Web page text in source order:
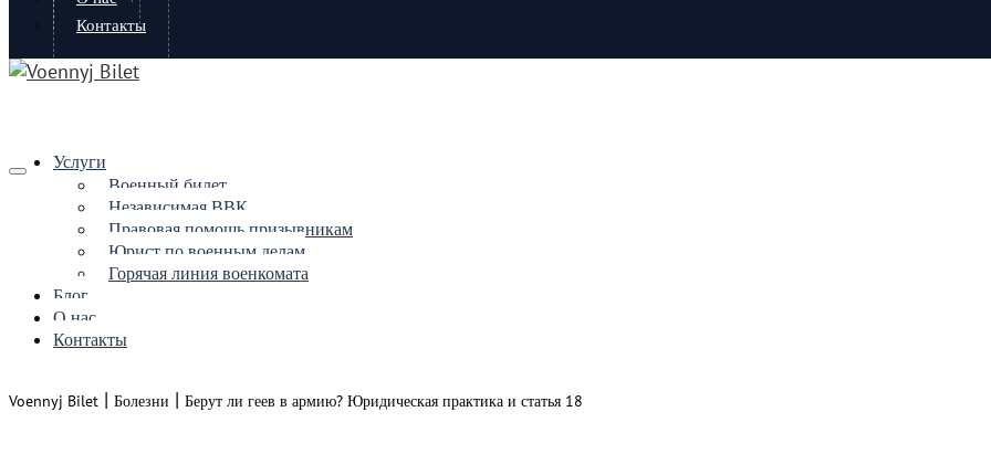
Контакты
Услуги
Военный билет
Независимая ВВК
Правовая помощь призывникам
Юрист по военным делам
Горячая линия военкомата
Блог
О нас
Контакты
Voennyj Bilet | Болезни | Берут ли геев в армию? Юридическая практика и статья 18